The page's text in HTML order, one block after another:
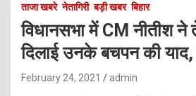
ताजा खबरे नेतागिरी बड़ी खबर बिहार
विधानसभा में CM नीतीश ने
दिलाई उनके बचपन की
February 24, 2021 admin